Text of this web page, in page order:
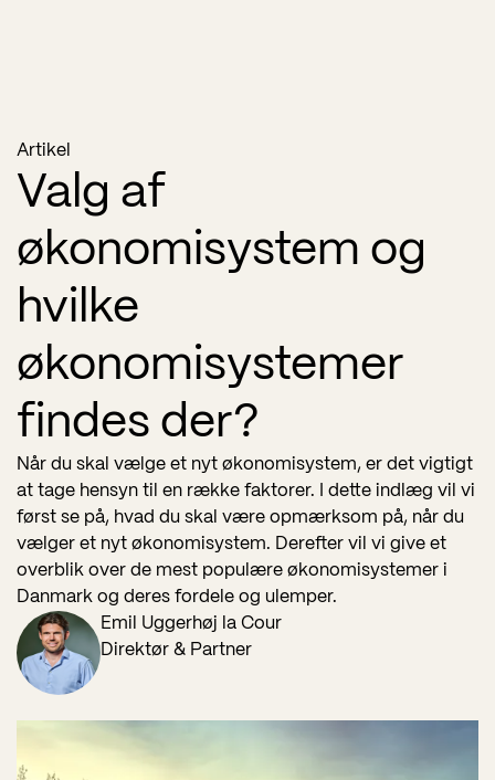
Artikel
Valg af
økonomisystem og
hvilke
økonomisystemer
findes der?
Når du skal vælge et nyt økonomisystem, er det vigtigt
at tage hensyn til en række faktorer. I dette indlæg vil vi
først se på, hvad du skal være opmærksom på, når du
vælger et nyt økonomisystem. Derefter vil vi give et
overblik over de mest populære økonomisystemer i
Danmark og deres fordele og ulemper.
Emil Uggerhøj la Cour
Direktør & Partner